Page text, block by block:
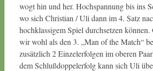
wogt hin und her. Hochspannung bis ins
wo sich Christian / Uli dann im 4. Satz
hochklassigem Spiel durchsetzen
wir wohl als den 3. „Man of the Match“
zusätzlich 2 Einzelerfolgen im oberen
dem Schlußdoppelerfolg kann sich Uli